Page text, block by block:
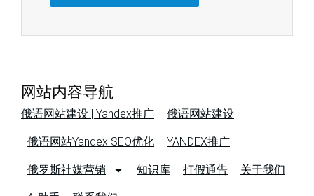
网站内容导航
俄语网站建设 | Yandex推广 俄语网站建设
俄语网站Yandex SEO优化 YANDEX推广
俄罗斯社媒营销 知识库 打假通告 关于我们